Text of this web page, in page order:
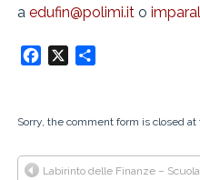
a edufin@polimi.ito
Facebook
Sorry, the comment form is closed
Labirinto delle Finanze –